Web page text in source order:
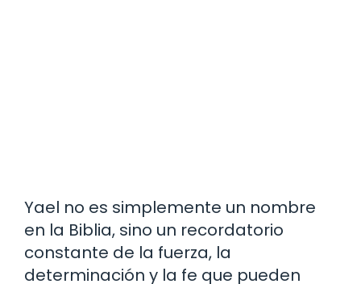
Yael no es simplemente un nombre
en la Biblia, sino un recordatorio
constante de la fuerza, la
determinación y la fe que pueden